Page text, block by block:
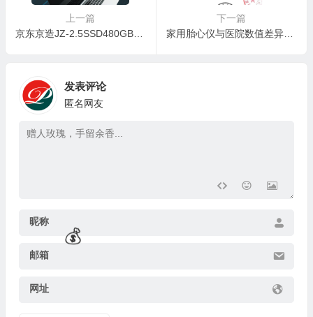
上一篇
京东京造JZ-2.5SSD480GB-3固态硬盘评测：性价比之选，性能不凡
下一篇
家用胎心仪与医院数值差异之谜：嘉医250ml胎心仪真的靠谱吗？
发表评论
匿名网友
昵称
邮箱
网址
🎁